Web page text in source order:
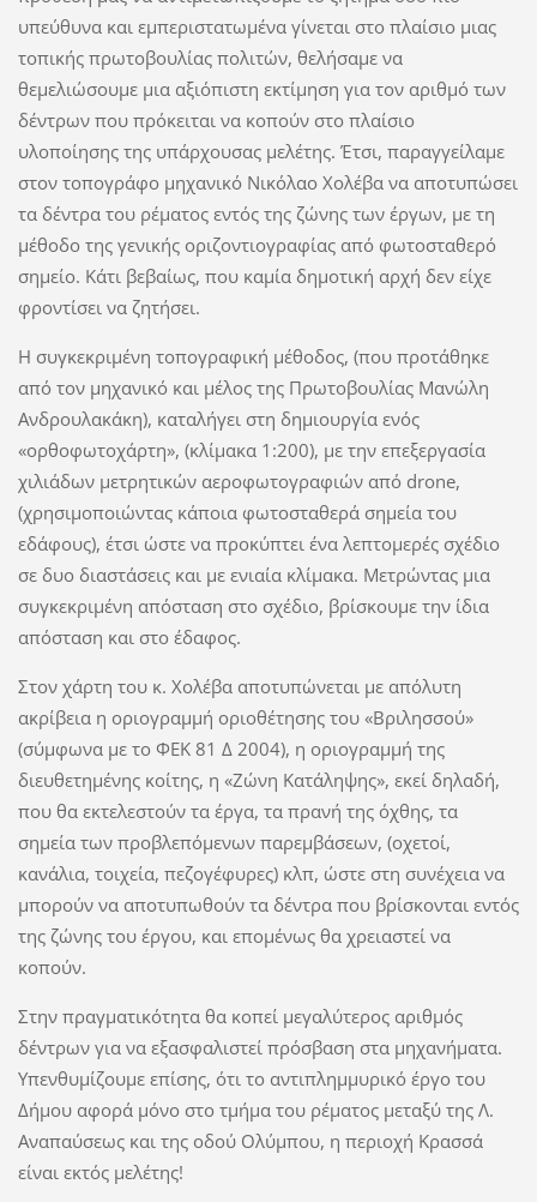
υπεύθυνα και εμπεριστατωμένα γίνεται στο πλαίσιο μιας
τοπικής πρωτοβουλίας πολιτών, θελήσαμε να
θεμελιώσουμε μια αξιόπιστη εκτίμηση για τον αριθμό των
δέντρων που πρόκειται να κοπούν στο πλαίσιο
υλοποίησης της υπάρχουσας μελέτης. Έτσι, παραγγείλαμε
στον τοπογράφο μηχανικό Νικόλαο Χολέβα να αποτυπώσει
τα δέντρα του ρέματος εντός της ζώνης των έργων, με τη
μέθοδο της γενικής οριζοντιογραφίας από φωτοσταθερό
σημείο. Κάτι βεβαίως, που καμία δημοτική αρχή δεν είχε
φροντίσει να ζητήσει.
Η συγκεκριμένη τοπογραφική μέθοδος, (που προτάθηκε
από τον μηχανικό και μέλος της Πρωτοβουλίας Μανώλη
Ανδρουλακάκη), καταλήγει στη δημιουργία ενός
«ορθοφωτοχάρτη», (κλίμακα 1:200), με την επεξεργασία
χιλιάδων μετρητικών αεροφωτογραφιών από drone,
(χρησιμοποιώντας κάποια φωτοσταθερά σημεία του
εδάφους), έτσι ώστε να προκύπτει ένα λεπτομερές σχέδιο
σε δυο διαστάσεις και με ενιαία κλίμακα. Μετρώντας μια
συγκεκριμένη απόσταση στο σχέδιο, βρίσκουμε την ίδια
απόσταση και στο έδαφος.
Στον χάρτη του κ. Χολέβα αποτυπώνεται με απόλυτη
ακρίβεια η οριογραμμή οριοθέτησης του «Βριλησσού»
(σύμφωνα με το ΦΕΚ 81 Δ 2004), η οριογραμμή της
διευθετημένης κοίτης, η «Ζώνη Κατάληψης», εκεί δηλαδή,
που θα εκτελεστούν τα έργα, τα πρανή της όχθης, τα
σημεία των προβλεπόμενων παρεμβάσεων, (οχετοί,
κανάλια, τοιχεία, πεζογέφυρες) κλπ, ώστε στη συνέχεια να
μπορούν να αποτυπωθούν τα δέντρα που βρίσκονται εντός
της ζώνης του έργου, και επομένως θα χρειαστεί να
κοπούν.
Στην πραγματικότητα θα κοπεί μεγαλύτερος αριθμός
δέντρων για να εξασφαλιστεί πρόσβαση στα μηχανήματα.
Υπενθυμίζουμε επίσης, ότι το αντιπλημμυρικό έργο του
Δήμου αφορά μόνο στο τμήμα του ρέματος μεταξύ της Λ.
Αναπαύσεως και της οδού Ολύμπου, η περιοχή Κρασσά
είναι εκτός μελέτης!